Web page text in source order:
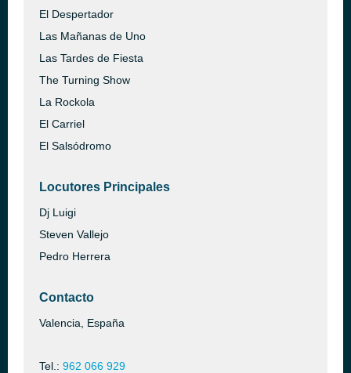
El Despertador
Las Mañanas de Uno
Las Tardes de Fiesta
The Turning Show
La Rockola
El Carriel
El Salsódromo
Locutores Principales
Dj Luigi
Steven Vallejo
Pedro Herrera
Contacto
Valencia, España
Tel.: 962 066 929